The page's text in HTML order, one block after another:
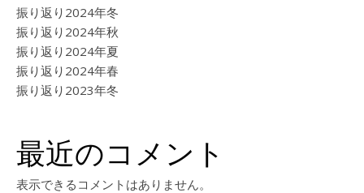
振り返り2024年冬
振り返り2024年秋
振り返り2024年夏
振り返り2024年春
振り返り2023年冬
最近のコメント
表示できるコメントはありません。